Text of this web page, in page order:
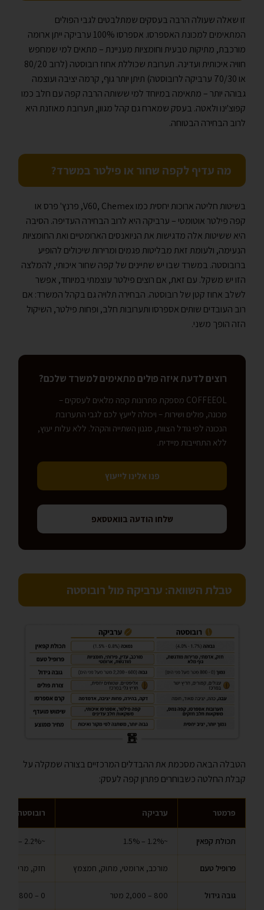
זו שאלה שעולה הרבה בעסקים שמתלבטים לגבי הפולים
המתאימים למכונת האספרסו. אספרסו 100% ערביקה ייתן ארומה
מורכבת, מתיקות טבעית וחומציות מעניינת – מתאים למי שמחפש
חוויה איכותית ועדינה. תערובת שכוללת אחוז רובוסטה (לרוב 80/20
או 70/30 ערביקה לרובוסטה) תיתן יותר גוף, קרמה יציבה ועוצמה
גבוהה יותר – מתאימה במיוחד למי ששותה הרבה קפה עם חלב כמו
קפוצ'ינו ולאטה. בעסק שמארח גם קהל מגוון, תערובת מאוזנת היא
לרוב הבחירה הבטוחה.
מה עדיף לקפה שחור או פילטר במשרד?
בשיטות חליטה ארוכות יחסית כמו V60, Chemex, פרנץ' פרס או
קפה פילטר אוטומטי – ערביקה היא לרוב הבחירה העדיפה. הסיבה
היא ששיטות אלה מדגישות את הניואנסים הארומטיים ואת החומציות
הנעימה, ולעומת זאת מבליטות פגמים ומרירות שיכולים להופיע
ברובוסטה. במשרד שבו יש שתיינים של קפה שחור איכותי, להמלצה
הזו יש משקל. עם זאת, אם רוצים פילטר עוצמתי במיוחד, אפשר
לשלב אחוז קטן של רובוסטה. הבחירה תלויה גם בקהל המשרד: אם
רוב העובדים שותים אספרסו ותערובות חלב, ופחות פילטר, השיקול
הזה הופך משני.
רוצים לדעת איזה פולים מתאימים למשרד שלכם?
COFFEEOL מספקת פתרונות קפה מלאים לעסקים –
מכונה, פולים ושירות – ויכולה לייעץ לכם לגבי התערובת
הנכונה לפי גודל הצוות, סגנון השתייה והקהל. ללא עלות יעוץ,
ללא התחייבות מיידית.
פנו אלינו לייעוץ
שלחו הודעה בוואטסאפ
טבלת השוואה: ערביקה מול רובוסטה
הטבלה הבאה מסכמת את ההבדלים המרכזיים בצורה שמקלה על
קבלת החלטה כשבוחרים פתרון קפה לעסק:
פרמטר ערביקה רובוסטה
תכולת קפאין ~1.2% – 1.5%
~2.2% – 2.7%
פרופיל טעם מורכב, ארומטי, מתוק, חמצמץ חזק, מריר,
גובה גידול 800 – 2,000 מטר 0 – 800 מטר